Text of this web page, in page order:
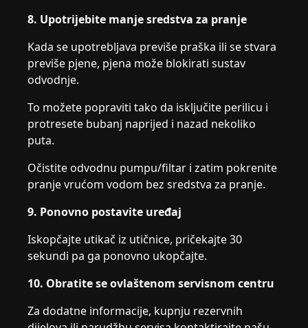
8. Upotrijebite manje sredstva za pranje
Kada se upotrebljava previše praška ili se stvara
previše pjene, pjena može blokirati sustav
odvodnje.
To možete popraviti tako da isključite perilicu i
protresete bubanj naprijed i nazad nekoliko
puta.
Očistite odvodnu pumpu/filtar i zatim pokrenite
pranje vrućom vodom bez sredstva za pranje.
9. Ponovno postavite uređaj
Iskopčajte utikač iz utičnice, pričekajte 30
sekundi pa ga ponovno ukopčajte.
10. Obratite se ovlaštenom servisnom centru
Za dodatne informacije, kupnju rezervnih